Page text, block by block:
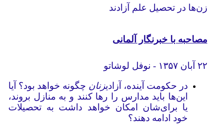
زن‌ها در تحصیل علم آزادند
مصاحبه با خبرنگار آلمانی
۲۲ آبان ۱۳۵۷ - نوفل لوشاتو
در حکومت آینده، آزادیزنان چگونه خواهد بود؟ آیا
این‌ها باید مدارس را رها کنند و به منازل بروند،
یا برای‌شان امکان خواهد داشت به تحصیلات
خود ادامه دهند؟